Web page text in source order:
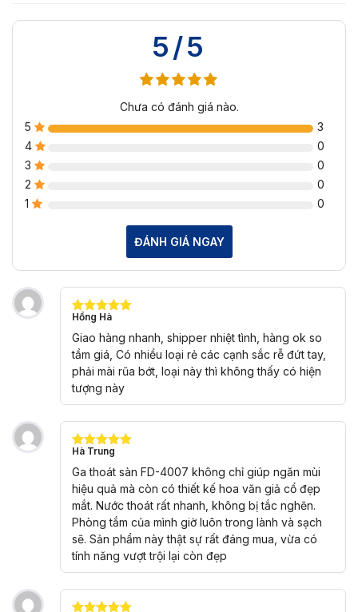
5/5
Chưa có đánh giá nào.
5
3
4
0
3
0
2
0
1
0
ĐÁNH GIÁ NGAY
Được xếp
hạng 5 5
sao
Hồng Hà
Giao hàng nhanh, shipper nhiệt tình, hàng ok so
tầm giá, Có nhiều loại rẻ các cạnh sắc rễ đứt tay,
phải mài rũa bớt, loại này thì không thấy có hiện
tượng này
Được xếp
hạng
5
sao
Hà Trung
Ga thoát sàn FD-4007 không chỉ giúp ngăn mùi
hiệu quả mà còn có thiết kế hoa văn giả cổ đẹp
mắt. Nước thoát rất nhanh, không bị tắc nghẽn.
Phòng tắm của mình giờ luôn trong lành và sạch
sẽ. Sản phẩm này thật sự rất đáng mua, vừa có
tính năng vượt trội lại còn đẹp